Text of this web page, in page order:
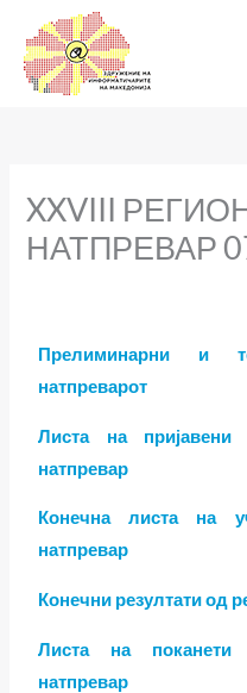
content
XXVIII
НАТПРЕВАР
Прелиминарни и
натпреварот
Листа на пријавени
натпревар
Конечна листа на
натпревар
Конечни резултати од
Листа на поканети
натпревар